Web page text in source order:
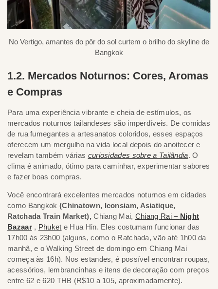
No Vertigo, amantes do pôr do sol curtem o brilho do skyline de
Bangkok
1.2. Mercados Noturnos: Cores, Aromas
e Compras
Para uma experiência vibrante e cheia de estímulos, os
mercados noturnos tailandeses são imperdíveis. De comidas
de rua fumegantes a artesanatos coloridos, esses espaços
oferecem um mergulho na vida local depois do anoitecer e
revelam também várias curiosidades sobre a Tailândia. O
clima é animado, ótimo para caminhar, experimentar sabores
e fazer boas compras.
Você encontrará excelentes mercados noturnos em cidades
como Bangkok (Chinatown, Iconsiam, Asiatique,
Ratchada Train Market),Chiang Mai, Chiang Rai – Night
Bazaar, Phuket e Hua Hin. Eles costumam funcionar das
17h00 às 23h00 (alguns, como o Ratchada, vão até 1h00 da
manhã, e o Walking Street de domingo em Chiang Mai
começa às 16h). Nos estandes, é possível encontrar roupas,
acessórios, lembrancinhas e itens de decoração com preços
entre 62 e 620 THB (R$10 a 105, aproximadamente).